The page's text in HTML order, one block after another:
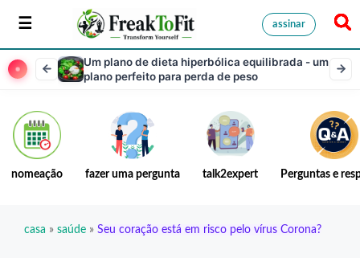
assinar
Um plano de dieta hiperbólica equilibrada - um
plano perfeito para perda de peso
nomeação fazer uma pergunta talk2expert Perguntas e
casa » saúde » Seu coração está em risco pelo vírus Corona?